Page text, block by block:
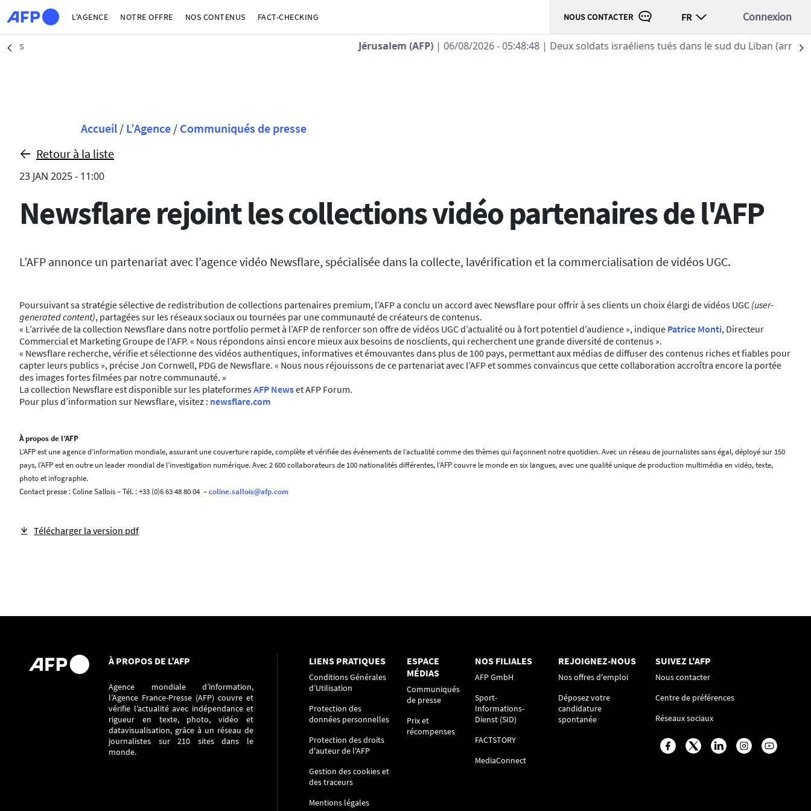
Aller au contenu principal
L'AGENCE NOTRE OFFRE NOS CONTENUS FACT-CHECKING NOUS CONTACTER FR Connexion
Précédent | 06/08/2026 - 05:48:48| Deux soldats israéliens tués dans le sud du Liban (armée israélienne)
Fil d'Ariane
Accueil / L’Agence / Communiqués de presse
Retour à la liste
23 JAN 2025 - 11:00
Newsflare rejoint les collections vidéo partenaires de l'AFP
L’AFP annonce un partenariat avec l’agence vidéo Newsflare, spécialisée dans la collecte, lavérification et la commercialisation de vidéos UGC.
Poursuivant sa stratégie sélective de redistribution de collections partenaires premium, l’AFP a conclu un accord avec Newsflare pour offrir à ses clients un choix élargi de vidéos UGC (user-
generated content), partagées sur les réseaux sociaux ou tournées par une communauté de créateurs de contenus.
« L’arrivée de la collection Newsflare dans notre portfolio permet à l’AFP de renforcer son offre de vidéos UGC d’actualité ou à fort potentiel d’audience », indique Patrice Monti, Directeur
Commercial et Marketing Groupe de l’AFP. « Nous répondons ainsi encore mieux aux besoins de nosclients, qui recherchent une grande diversité de contenus ».
« Newsflare recherche, vérifie et sélectionne des vidéos authentiques, informatives et émouvantes dans plus de 100 pays, permettant aux médias de diffuser des contenus riches et fiables pour
capter leurs publics », précise Jon Cornwell, PDG de Newsflare. « Nous nous réjouissons de ce partenariat avec l’AFP et sommes convaincus que cette collaboration accroîtra encore la portée
des images fortes filmées par notre communauté. »
La collection Newsflare est disponible sur les plateformesAFP Newset AFP Forum.
Pour plus d’information sur Newsflare, visitez : newsflare.com
À propos de l’AFP
L’AFP est une agence d’information mondiale, assurant une couverture rapide, complète et vérifiée des événements de l’actualité comme des thèmes qui façonnent notre quotidien. Avec un réseau de journalistes sans égal, déployé sur 150
pays, l’AFP est en outre un leader mondial de l’investigation numérique. Avec 2 600 collaborateurs de 100 nationalités différentes, l’AFP couvre le monde en six langues, avec une qualité unique de production multimédia en vidéo, texte,
photo et infographie.
Contact presse : Coline Sallois – Tél. : +33 (0)6 63 48 80 04 –coline.sallois@afp.com
Télécharger la version pdf
À PROPOS DE L’AFP
Agence mondiale d’information,
l’Agence France-Presse (AFP) couvre et
vérifie l’actualité avec indépendance et
rigueur en texte, photo, vidéo et
datavisualisation, grâce à un réseau de
journalistes sur 210 sites dans le
monde.
LIENS PRATIQUES
Conditions Générales
d’Utilisation
Protection des
données personnelles
Protection des droits
d'auteur de l'AFP
Gestion des cookies et
des traceurs
Mentions légales
ESPACE
MÉDIAS
Communiqués
de presse
Prix et
récompenses
NOS FILIALES
AFP GmbH
Sport-
Informations-
Dienst (SID)
FACTSTORY
MediaConnect
REJOIGNEZ-NOUS
Nos offres d'emploi
Déposez votre
candidature
spontanée
SUIVEZ L'AFP
Nous contacter
Centre de préférences
Réseaux sociaux